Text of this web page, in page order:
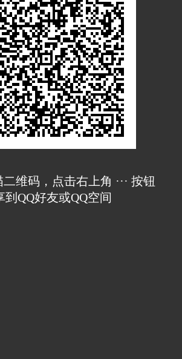
维码，点击右上角 ··· 按钮
到QQ好友或QQ空间